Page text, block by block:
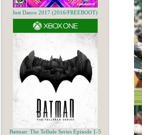
Just Dance 2017 (2016/FREEBOOT)
Batman: The Telltale Series Episode 1-5